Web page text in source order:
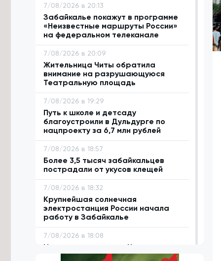
7/08/2026 в 20:13
Забайкалье покажут в программе
«Неизвестные маршруты России»
на федеральном телеканале
7/08/2026 в 20:09
Жительница Читы обратила
внимание на разрушающуюся
Театральную площадь
7/08/2026 в 19:29
Путь к школе и детсаду
благоустроили в Дульдурге по
нацпроекту за 6,7 млн рублей
7/08/2026 в 18:57
Более 3,5 тысяч забайкальцев
пострадали от укусов клещей
7/08/2026 в 18:32
Крупнейшая солнечная
электростанция России начала
работу в Забайкалье
7/08/2026 в 18:08
Исторические улицы Читы
благоустроят за 1,5 млрд рублей до